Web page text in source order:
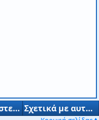
Επικοινωνήστε μαζί μας Σχετικά με αυτήν την τοποθεσία